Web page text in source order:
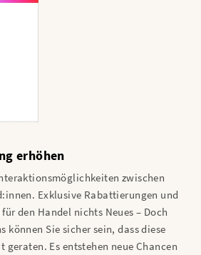
erhöhen
zwischen
Exklusive Rabattierungen und
den Handel nichts Neues – Doch
können Sie sicher sein, dass diese
geraten. Es entstehen neue Chancen